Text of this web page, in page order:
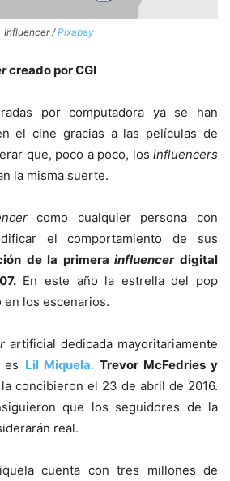
Influencer /Pixabay
creado por CGI
por computadora ya se han
el cine gracias a las películas de
que, poco a poco, los influencers
la misma suerte.
como cualquier persona con
el comportamiento de sus
de la primera influencerdigital
En este año la estrella del pop
en los escenarios.
artificial dedicada mayoritariamente
es Lil Miquela. Trevor McFedries y
la concibieron el 23 de abril de 2016.
que los seguidores de la
real.
cuenta con tres millones de